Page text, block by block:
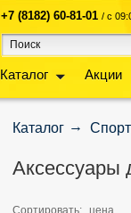
+7 (8182) 60-81-01 / с
Каталог Акции
Каталог Спорт
Аксессуары
Сортировать: цена